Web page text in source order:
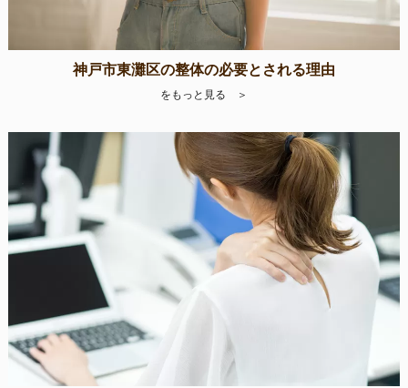
神戸市東灘区の整体の必要とされる理由
をもっと見る ＞